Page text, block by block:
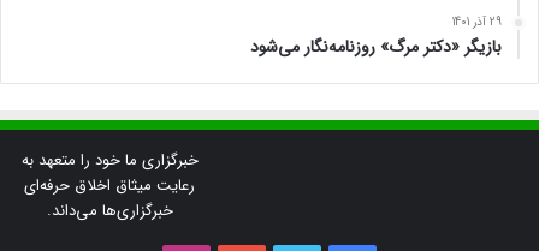
29 آذر 1401
بازیگر «دکتر مرگ» روزنامه‌نگار می‌شود
خبرگزاری ما خود را متعهد به
رعایت میثاق اخلاق حرفه‌ای
خبرگزاری‌ها می‌داند.